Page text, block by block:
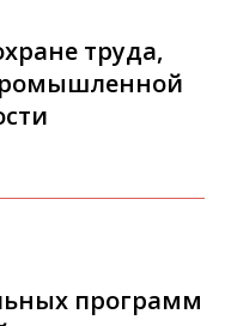
труда,
программ